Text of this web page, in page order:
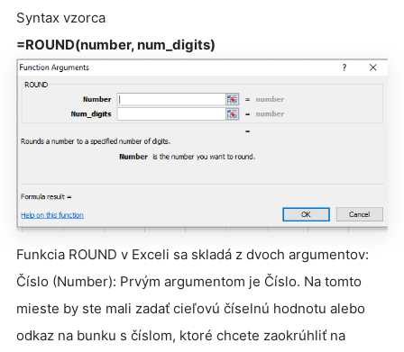
Syntax vzorca
=ROUND(number, num_digits)
Funkcia ROUND v Exceli sa skladá z dvoch argumentov:
Číslo (Number): Prvým argumentom je Číslo. Na tomto
mieste by ste mali zadať cieľovú číselnú hodnotu alebo
odkaz na bunku s číslom, ktoré chcete zaokrúhliť na